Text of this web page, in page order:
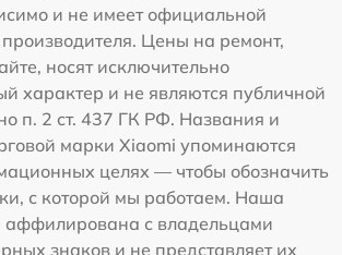
и не имеет официальной
Цены на ремонт,
носят исключительно
характер и не являются публичной
п. 2 ст. 437 ГК РФ. Названия и
марки Xiaomi упоминаются
целях — чтобы обозначить
с которой мы работаем. Наша
аффилирована с владельцами
знаков и не представляет их